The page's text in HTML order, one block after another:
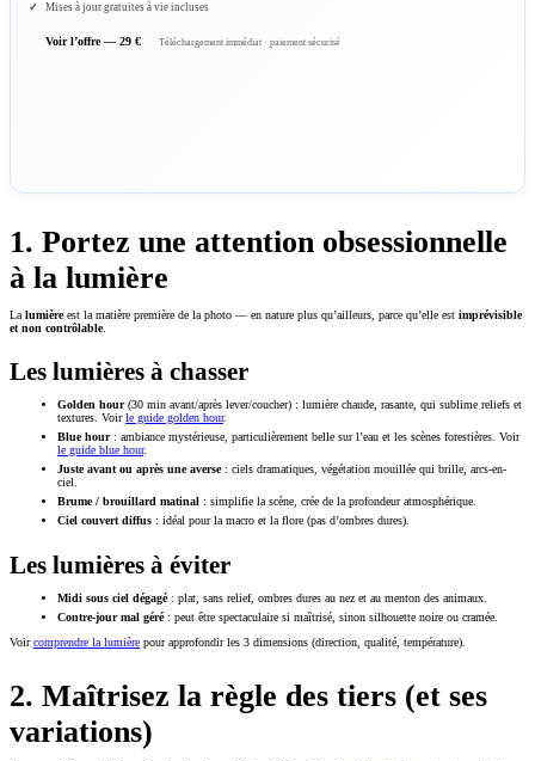
Mises à jour gratuites à vie incluses
Voir l’offre — 29 € Téléchargement immédiat · paiement sécurisé
1. Portez une attention obsessionnelle
à la lumière
La lumièreest la matière première de la photo — en nature plus qu’ailleurs, parce qu’elle est imprévisible
et non contrôlable.
Les lumières à chasser
Golden hour(30 min avant/après lever/coucher) : lumière chaude, rasante, qui sublime reliefs et
textures. Voirle guide golden hour.
Blue hour: ambiance mystérieuse, particulièrement belle sur l’eau et les scènes forestières. Voir
le guide blue hour.
Juste avant ou après une averse: ciels dramatiques, végétation mouillée qui brille, arcs-en-
ciel.
Brume / brouillard matinal : simplifie la scène, crée de la profondeur atmosphérique.
Ciel couvert diffus : idéal pour la macro et la flore (pas d’ombres dures).
Les lumières à éviter
Midi sous ciel dégagé: plat, sans relief, ombres dures au nez et au menton des animaux.
Contre-jour mal géré: peut être spectaculaire si maîtrisé, sinon silhouette noire ou cramée.
Voircomprendre la lumière pour approfondir les 3 dimensions (direction, qualité, température).
2. Maîtrisez la règle des tiers (et ses
variations)